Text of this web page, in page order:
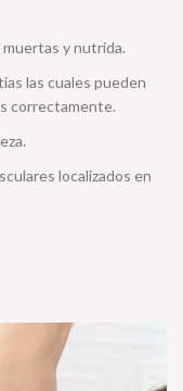
y nutrida.
las cuales pueden
correctamente.
localizados en